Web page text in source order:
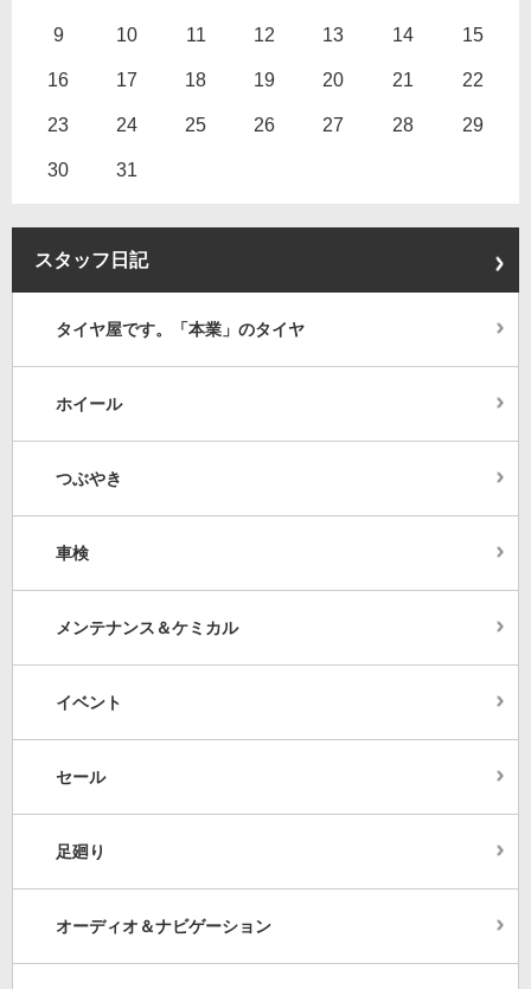
9 10 11 12 13 14 15
16 17 18 19 20 21 22
23 24 25 26 27 28 29
30 31
スタッフ日記
タイヤ屋です。「本業」のタイヤ
ホイール
つぶやき
車検
メンテナンス＆ケミカル
イベント
セール
足廻り
オーディオ＆ナビゲーション